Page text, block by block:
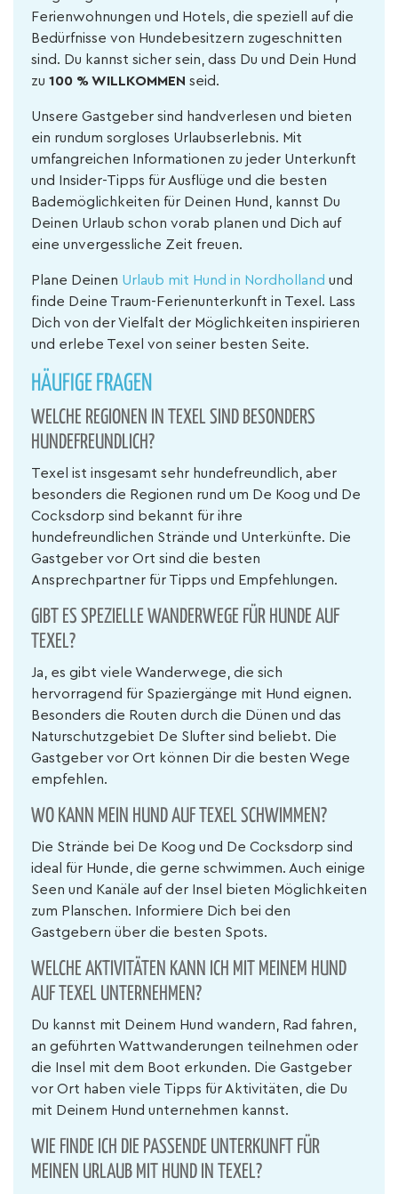
Ferienwohnungen und Hotels, die speziell auf die
Bedürfnisse von Hundebesitzern zugeschnitten
sind. Du kannst sicher sein, dass Du und Dein Hund
zu 100 % WILLKOMMEN seid.
Unsere Gastgeber sind handverlesen und bieten
ein rundum sorgloses Urlaubserlebnis. Mit
umfangreichen Informationen zu jeder Unterkunft
und Insider-Tipps für Ausflüge und die besten
Bademöglichkeiten für Deinen Hund, kannst Du
Deinen Urlaub schon vorab planen und Dich auf
eine unvergessliche Zeit freuen.
Plane Deinen Urlaub mit Hund in Nordholland und
finde Deine Traum-Ferienunterkunft in Texel. Lass
Dich von der Vielfalt der Möglichkeiten inspirieren
und erlebe Texel von seiner besten Seite.
HÄUFIGE FRAGEN
WELCHE REGIONEN IN TEXEL SIND BESONDERS
HUNDEFREUNDLICH?
Texel ist insgesamt sehr hundefreundlich, aber
besonders die Regionen rund um De Koog und De
Cocksdorp sind bekannt für ihre
hundefreundlichen Strände und Unterkünfte. Die
Gastgeber vor Ort sind die besten
Ansprechpartner für Tipps und Empfehlungen.
GIBT ES SPEZIELLE WANDERWEGE FÜR HUNDE AUF
TEXEL?
Ja, es gibt viele Wanderwege, die sich
hervorragend für Spaziergänge mit Hund eignen.
Besonders die Routen durch die Dünen und das
Naturschutzgebiet De Slufter sind beliebt. Die
Gastgeber vor Ort können Dir die besten Wege
empfehlen.
WO KANN MEIN HUND AUF TEXEL SCHWIMMEN?
Die Strände bei De Koog und De Cocksdorp sind
ideal für Hunde, die gerne schwimmen. Auch einige
Seen und Kanäle auf der Insel bieten Möglichkeiten
zum Planschen. Informiere Dich bei den
Gastgebern über die besten Spots.
WELCHE AKTIVITÄTEN KANN ICH MIT MEINEM HUND
AUF TEXEL UNTERNEHMEN?
Du kannst mit Deinem Hund wandern, Rad fahren,
an geführten Wattwanderungen teilnehmen oder
die Insel mit dem Boot erkunden. Die Gastgeber
vor Ort haben viele Tipps für Aktivitäten, die Du
mit Deinem Hund unternehmen kannst.
WIE FINDE ICH DIE PASSENDE UNTERKUNFT FÜR
MEINEN URLAUB MIT HUND IN TEXEL?